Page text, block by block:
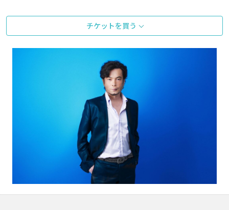
チケットを買う